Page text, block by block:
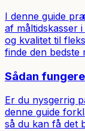
I denne guide
af måltidskasser
og kvalitet til
finde den bedste
Sådan
Er du nysgerrig
denne guide
så du kan få det